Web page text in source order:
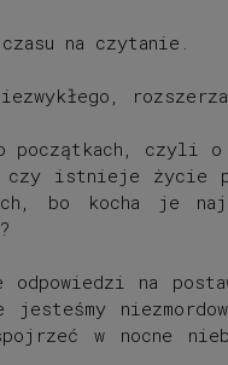
na czytanie.
czyli o
istnieje życie
bo kocha je
na
w nocne